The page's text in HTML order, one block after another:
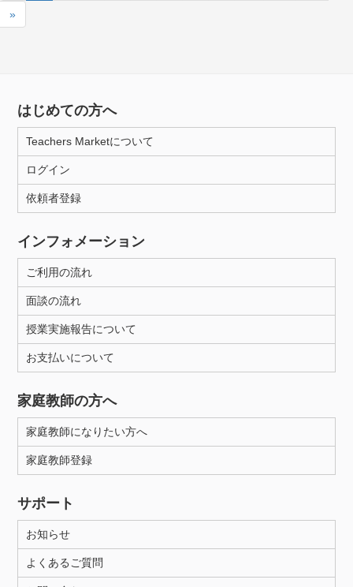
»
はじめての方へ
Teachers Marketについて
ログイン
依頼者登録
インフォメーション
ご利用の流れ
面談の流れ
授業実施報告について
お支払いについて
家庭教師の方へ
家庭教師になりたい方へ
家庭教師登録
サポート
お知らせ
よくあるご質問